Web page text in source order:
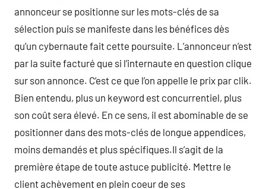
annonceur se positionne sur les mots-clés de sa
sélection puis se manifeste dans les bénéfices dès
qu’un cybernaute fait cette poursuite. L’annonceur n’est
par la suite facturé que si l’internaute en question clique
sur son annonce. C’est ce que l’on appelle le prix par clik.
Bien entendu, plus un keyword est concurrentiel, plus
son coût sera élevé. En ce sens, il est abominable de se
positionner dans des mots-clés de longue appendices,
moins demandés et plus spécifiques.Il s’agit de la
première étape de toute astuce publicité. Mettre le
client achèvement en plein coeur de ses